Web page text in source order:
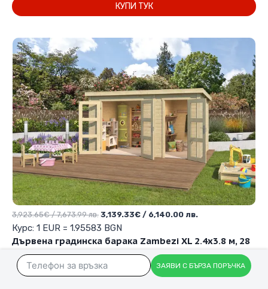
6,779.00 лв..
КУПИ ТУК
Дървена градинска барака Zambezi XL 2.4х3.8 м, 28
мм Смърч, натурално дърво
3,923.65€/ 7,673.99 лв. Original
price
was:
/
7,673.99 лв..
3,139.33€ / 6,140.00 лв.Текущата
е:
/
Курс: 1 EUR = 1.95583 BGN
КУПИ ТУК
ЗАЯВИ С БЪРЗА ПОРЪЧКА